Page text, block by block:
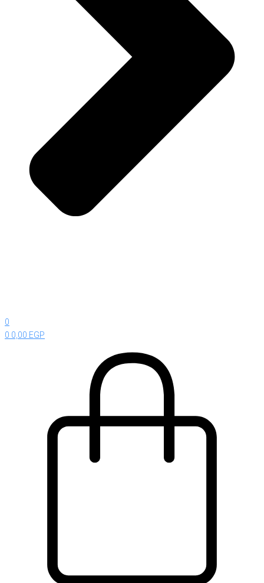
0
0,00 EGP
0